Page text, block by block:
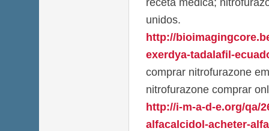
unidos.
http://
exerdya-tadalafil-
comprar nitrofurazone
nitrofurazone comprar
http://i-m-a-d-e.org/qa/
alfacalcidol-acheter-